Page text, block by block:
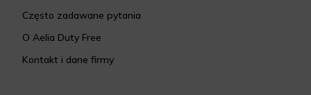
Często zadawane pytania
O Aelia Duty Free
Kontakt i dane firmy